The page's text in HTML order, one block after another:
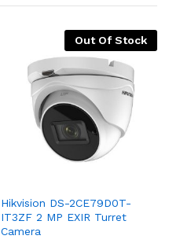
Out Of Stock
Hikvision DS-2CE79D0T-
IT3ZF 2 MP EXIR Turret
Camera